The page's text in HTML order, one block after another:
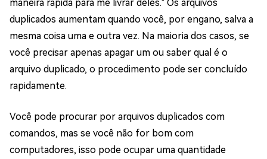
maneira rápida para me livrar deles." Os arquivos
duplicados aumentam quando você, por engano, salva a
mesma coisa uma e outra vez. Na maioria dos casos, se
você precisar apenas apagar um ou saber qual é o
arquivo duplicado, o procedimento pode ser concluído
rapidamente.
Você pode procurar por arquivos duplicados com
comandos, mas se você não for bom com
computadores, isso pode ocupar uma quantidade